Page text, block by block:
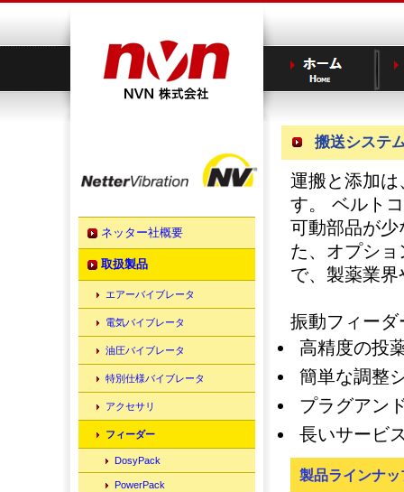
ネッター社概要
取扱製品
エアーバイブレータ
電気バイブレータ
油圧バイブレータ
特別仕様バイブレータ
アクセサリ
フィーダー
DosyPack
PowerPack
搬送システ
運搬と添加
す。 ベルト
可動部品が
た、オプシ
で、製薬業
振動フィー
高精度の投
簡単な調整
プラグアン
長いサービ
製品ラインナッ